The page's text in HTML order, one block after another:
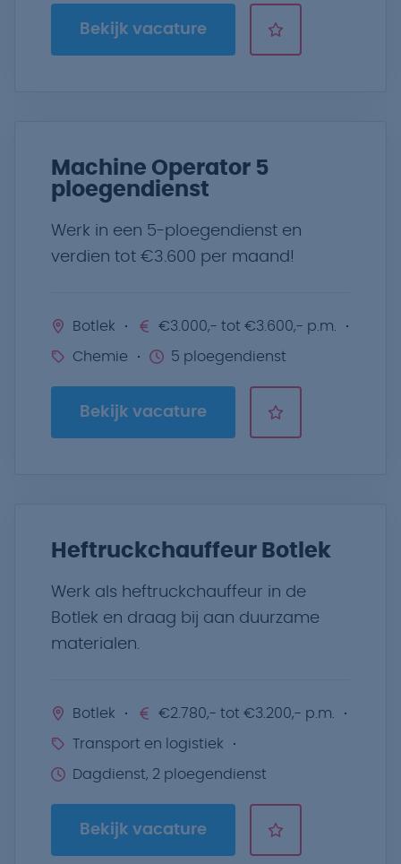
Bekijk vacature
Machine Operator 5
ploegendienst
Werk in een 5-ploegendienst en
verdien tot €3.600 per maand!
Botlek €3.000,- tot €3.600,- p.m.
Chemie 5 ploegendienst
Bekijk vacature
Heftruckchauffeur Botlek
Werk als heftruckchauffeur in de
Botlek en draag bij aan duurzame
materialen.
Botlek €2.780,- tot €3.200,- p.m.
Transport en logistiek
Dagdienst, 2 ploegendienst
Bekijk vacature